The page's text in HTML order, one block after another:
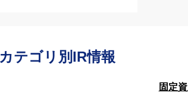
カテゴリ別IR情報
固定